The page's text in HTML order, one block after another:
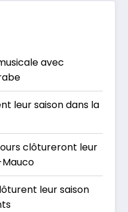
avec
leur saison dans la
clôtureront leur
leur saison